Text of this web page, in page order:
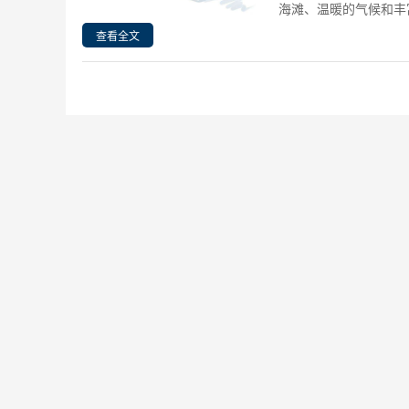
海滩、温暖的气候和
查看全文